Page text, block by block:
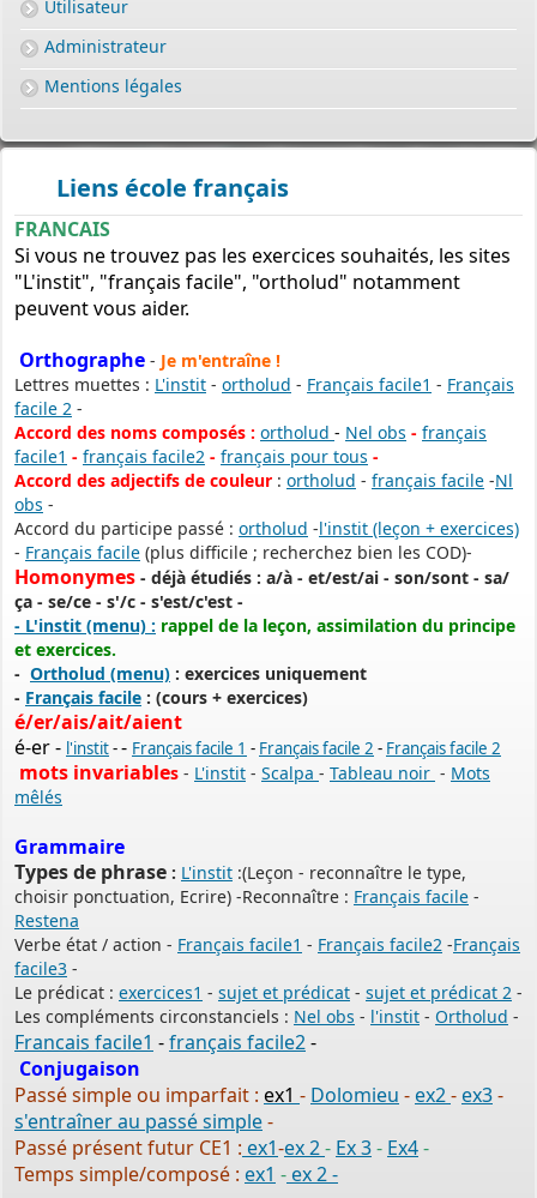
Utilisateur
Administrateur
Mentions légales
Liens école français
FRANCAIS
Si vous ne trouvez pas les exercices souhaités, les sites
"L'instit", "français facile", "ortholud" notamment
peuvent vous aider.
Orthographe - Je m'entraîne !
Lettres muettes : L'instit - ortholud - Français facile1 - Français
facile 2 -
Accord des noms composés : ortholud - Nel obs - français
facile1 - français facile2 - français pour tous -
Accord des adjectifs de couleur : ortholud - français facile -Nl
obs -
Accord du participe passé : ortholud -l'instit (leçon + exercices)
- Français facile (plus difficile ; recherchez bien les COD)-
Homonymes - déjà étudiés : a/à - et/est/ai - son/sont - sa/
ça - se/ce - s'/c - s'est/c'est -
- L'instit (menu) : rappel de la leçon, assimilation du principe
et exercices.
- Ortholud (menu) : exercices uniquement
- Français facile : (cours + exercices)
é/er/ais/ait/aient
é-er - l'instit-- Français facile 1 - Français facile 2 - Français facile 2
mots invariables - L'instit - Scalpa - Tableau noir - Mots
mêlés
Grammaire
Types de phrase : L'instit :(Leçon - reconnaître le type,
choisir ponctuation, Ecrire) -Reconnaître : Français facile -
Restena
Verbe état / action - Français facile1 - Français facile2 -Français
facile3 -
Le prédicat : exercices1 - sujet et prédicat - sujet et prédicat 2 -
Les compléments circonstanciels : Nel obs - l'instit - Ortholud -
Francais facile1 -français facile2-
Conjugaison
Passé simple ou imparfait : ex1 - Dolomieu -ex2-ex3-
s'entraîner au passé simple-
Passé présent futur CE1 : ex1-ex 2- Ex 3- Ex4-
Temps simple/composé : ex1 -ex 2 -
PERMIS DE CONSTRUIRE- DECLARATION PREALABLE
Depuis le 3 janvier 2022, vous pouvez profiter de lasaisine par
voie électronique (SVE)pour déposer votredemande
d’autorisation d’urbanisme
(Permis de construire, d’aménager et de démolir, déclaration
préalable et certificat d’urbanisme) avec les mêmes garanties de
réception
et de prise en compte de votre dossier qu’un dépôt par papier.
Nous vous proposons un téléservice, destiné aux particuliers
comme aux professionnels,
pour
à tout moment et où que vous soyez, dans le cadre d’une
démarche simplifiée.
Plus besoin d’imprimer vos demandes en de multiples
exemplaires, d’envoyer des plis en recommandé avec accusé de
ou de vous déplacer aux horaires d’ouverture de votre mairie : en
déposant en ligne, vous réaliserez des économies de papier,
de frais d’envoi et de temps. Vous pouvez également suivre en
ligne l’avancement du traitement de votre demande,
accéder aux courriers de la mairie, etc. Une fois déposée, votre
demande sera instruite de façon dématérialisée
pour assurer plus de fluidité et de réactivité dans son traitement.